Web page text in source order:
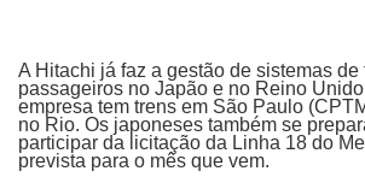
A Hitachi já faz a gestão de sistemas de
passageiros no Japão e no Reino
empresa tem trens em São Paulo
no Rio. Os japoneses também se
participar da licitação da Linha 18 do
prevista para o mês que vem.